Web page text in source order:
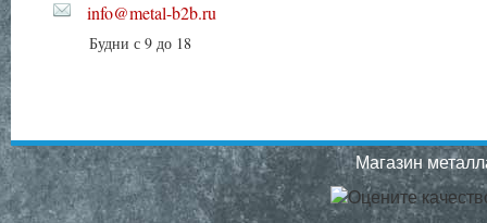
info@metal-b2b.ru
Будни с 9 до 18
Магазин